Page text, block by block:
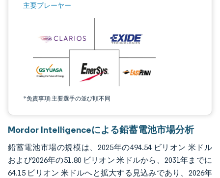
主要プレーヤー
*免責事項:主要選手の並び順不同
画像 © Mordor Intelligence。再利用にはCC BY 4.0の表示が必要です。
Mordor Intelligenceによる鉛蓄電池市場分析
鉛蓄電池市場の規模は、2025年の494.54 ビリオン 米ドル
および2026年の51.80 ビリオン 米ドルから、2031年までに
64.15 ビリオン 米ドルへと拡大する見込みであり、2026年